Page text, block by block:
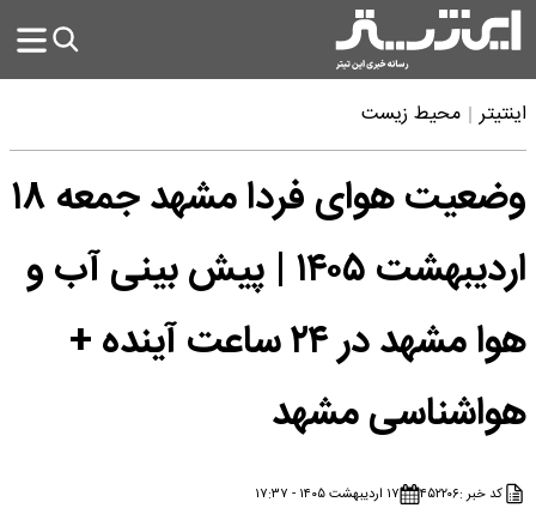
اینتیتر محیط زیست
وضعیت هوای فردا مشهد جمعه ۱۸
اردیبهشت ۱۴۰۵ | پیش بینی آب و
هوا مشهد در ۲۴ ساعت آینده +
هواشناسی مشهد
کد خبر :۴۵۲۲۰۶ ۱۷ اردیبهشت ۱۴۰۵ - ۱۷:۳۷